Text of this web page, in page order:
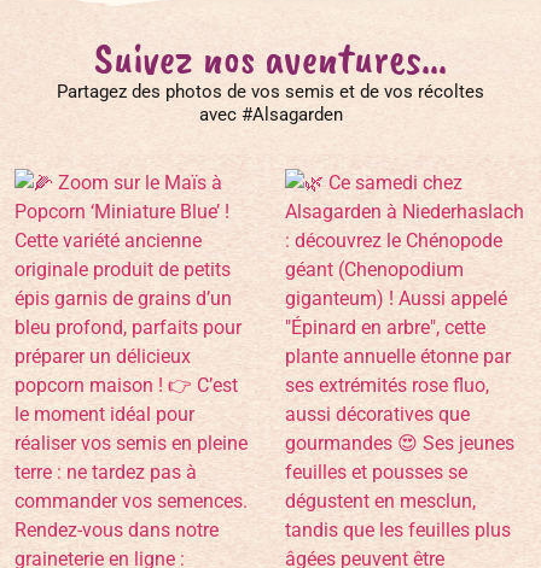
Suivez nos aventures...
Partagez des photos de vos semis et de vos récoltes
avec #Alsagarden